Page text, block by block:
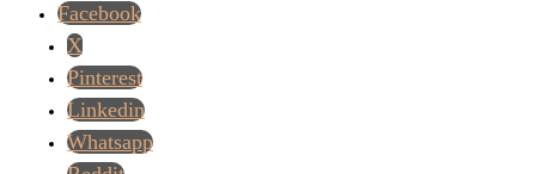
Facebook
X
Pinterest
Linkedin
Whatsapp